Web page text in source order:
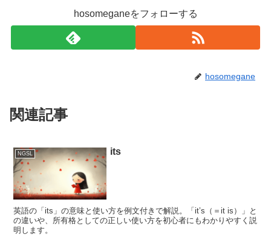
hosomeganeをフォローする
hosomegane
関連記事
NGSL its
英語の「its」の意味と使い方を例文付きで解説。「it’s（＝it is）」と
の違いや、所有格としての正しい使い方を初心者にもわかりやすく説
明します。